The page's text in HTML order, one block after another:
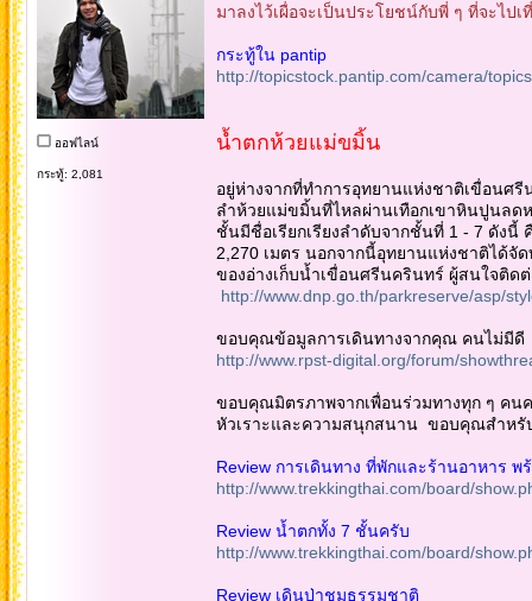
ออฟไลน์
กระทู้: 2,081
มาลงไว้เผื่อจะเป็นประโยชน์กับพี่ ๆ ที่จะไปเ
กระทู้ใน pantip
http://topicstock.pantip.com/camera/
น้ำตกห้วยแม่ขมิ้น
อยู่ห่างจากที่ทำการอุทยานแห่งชาติเขื่อนศรี
ลำห้วยแม่ขมิ้นที่ไหลผ่านเทือกเขาหินปูนลด
ชั้นมีชื่อเรียกเรียงลำดับจากชั้นที่ 1 - 7 ดังนี้
2,270 เมตร นอกจากนี้อุทยานแห่งชาติได้
ของอ่างเก็บน้ำเขื่อนศรีนครินทร์ ผู้สนใจติด
http://www.dnp.go.th/parkreserve/asp/
ขอบคุณข้อมูลการเดินทางจากคุณ คนไม่มี
http://www.rpst-digital.org/forum/
ขอบคุณมิตรภาพจากเพื่อนร่วมทางทุก ๆ คน
หัวเราะและความสนุกสนาน ขอบคุณสำหรั
Review การเดินทาง ที่พักและร้านอาหาร พ
http://www.trekkingthai.com/board/
Review น้ำตกทั้ง 7 ชั้นครับ
http://www.trekkingthai.com/board/
Review เดินป่าชมธรรมชาติ